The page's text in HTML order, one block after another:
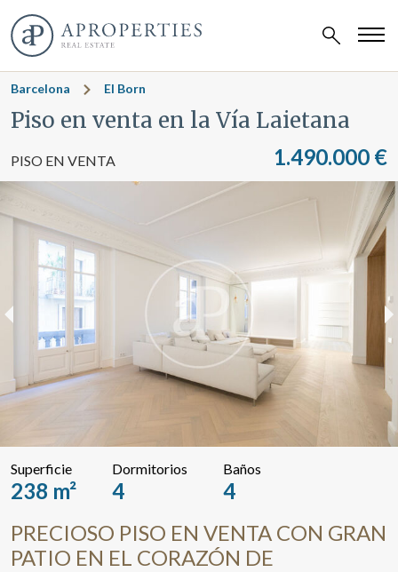
Barcelona El Born
Piso en venta en la Vía Laietana
PISO EN VENTA 1.490.000 €
Superficie
238 m²
Dormitorios
4
Baños
4
PRECIOSO PISO EN VENTA CON GRAN
PATIO EN EL CORAZÓN DE